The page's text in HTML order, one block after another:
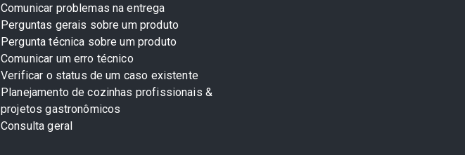
Comunicar problemas na entrega
Perguntas gerais sobre um produto
Pergunta técnica sobre um produto
Comunicar um erro técnico
Verificar o status de um caso existente
Planejamento de cozinhas profissionais &
projetos gastronômicos
Consulta geral